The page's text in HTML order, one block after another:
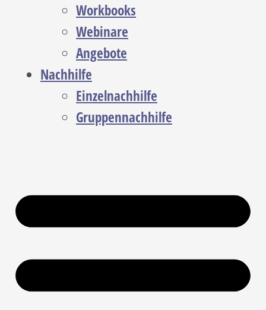
Workbooks
Webinare
Angebote
Nachhilfe
Einzelnachhilfe
Gruppennachhilfe